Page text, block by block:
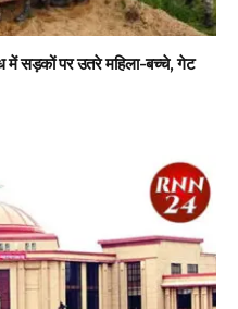
में सड़कों पर उतरे महिला-बच्चे, गेट